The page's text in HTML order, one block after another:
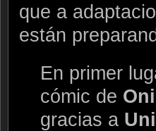
que a
están
En primer
cómic de
gracias a